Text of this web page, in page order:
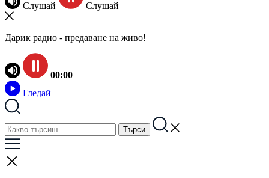
Слушай Слушай
Дарик радио - предаване на живо!
00:00
Гледай